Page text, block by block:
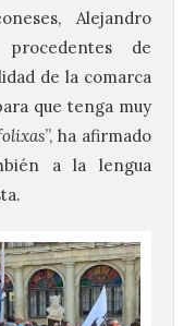
Alejandro
de
de la comarca
que tenga muy
”, ha afirmado
a la lengua